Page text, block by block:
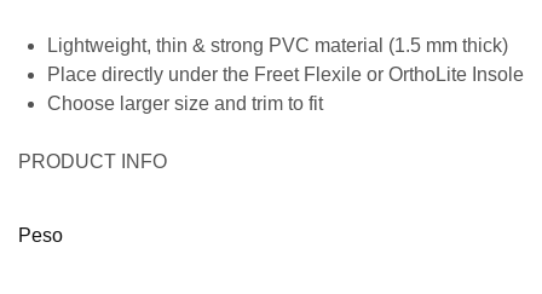
Lightweight, thin & strong PVC material (1.5 mm thick)
Place directly under the Freet Flexile or OrthoLite Insole
Choose larger size and trim to fit
PRODUCT INFO
Peso